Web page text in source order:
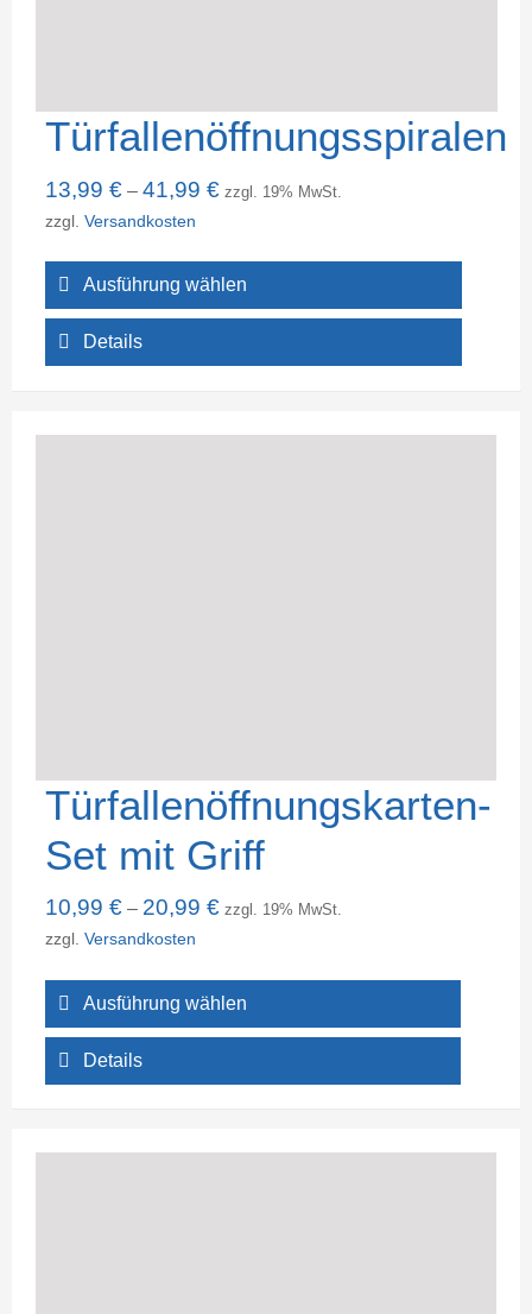
Türfallenöffnungsspiralen
13,99 €– 41,99 € zzgl. 19% MwSt.
zzgl. Versandkosten
Ausführung wählen
Details
Türfallenöffnungskarten-
Set mit Griff
10,99 €– 20,99 € zzgl. 19% MwSt.
zzgl. Versandkosten
Ausführung wählen
Details